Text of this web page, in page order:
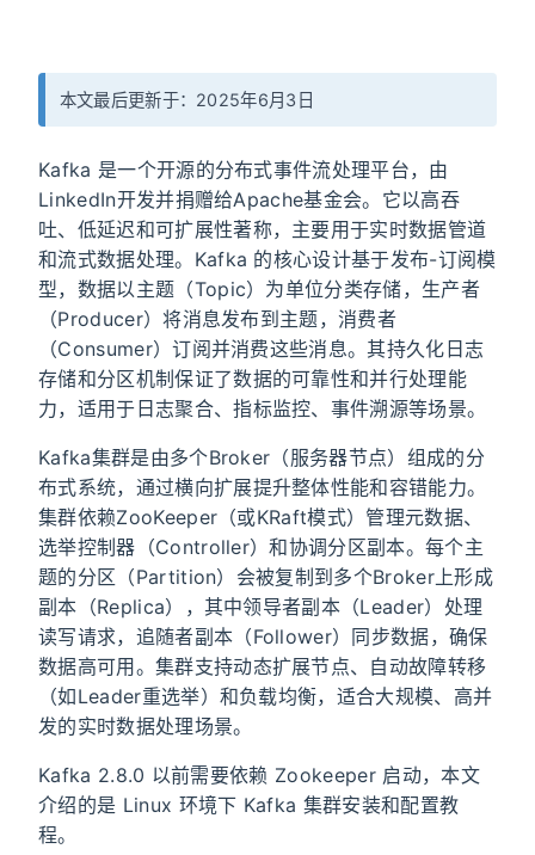
本文最后更新于：2025年6月3日
Kafka 是一个开源的分布式事件流处理平台，由
LinkedIn开发并捐赠给Apache基金会。它以高吞
吐、低延迟和可扩展性著称，主要用于实时数据管道
和流式数据处理。Kafka 的核心设计基于发布-订阅模
型，数据以主题（Topic）为单位分类存储，生产者
（Producer）将消息发布到主题，消费者
（Consumer）订阅并消费这些消息。其持久化日志
存储和分区机制保证了数据的可靠性和并行处理能
力，适用于日志聚合、指标监控、事件溯源等场景。
Kafka集群是由多个Broker（服务器节点）组成的分
布式系统，通过横向扩展提升整体性能和容错能力。
集群依赖ZooKeeper（或KRaft模式）管理元数据、
选举控制器（Controller）和协调分区副本。每个主
题的分区（Partition）会被复制到多个Broker上形成
副本（Replica），其中领导者副本（Leader）处理
读写请求，追随者副本（Follower）同步数据，确保
数据高可用。集群支持动态扩展节点、自动故障转移
（如Leader重选举）和负载均衡，适合大规模、高并
发的实时数据处理场景。
Kafka 2.8.0 以前需要依赖 Zookeeper 启动，本文
介绍的是 Linux 环境下 Kafka 集群安装和配置教
程。